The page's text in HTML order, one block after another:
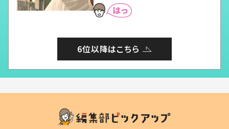
6位以降はこちら